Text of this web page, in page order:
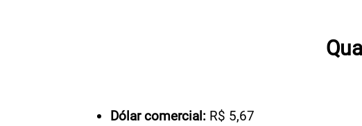
Dólar comercial: R$ 5,67